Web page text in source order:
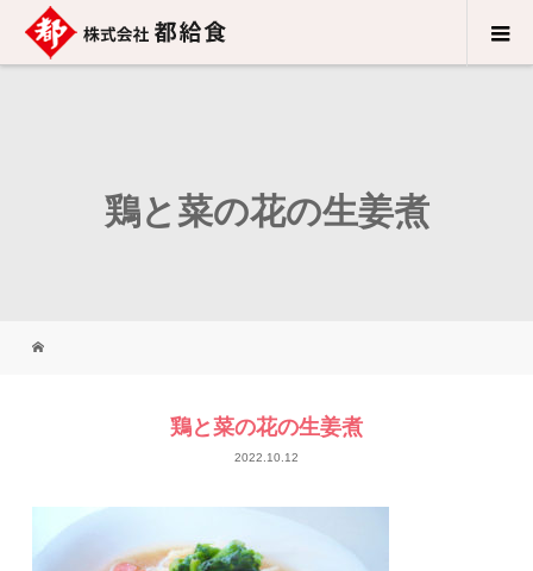
鶏と菜の花の生姜煮
鶏と菜の花の生姜煮
2022.10.12